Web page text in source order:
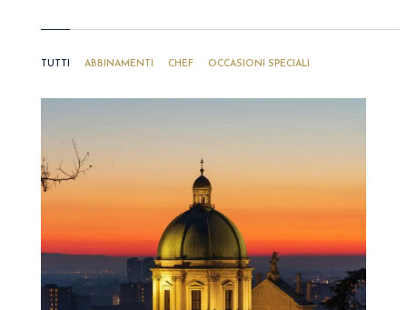
TUTTI ABBINAMENTI CHEF OCCASIONI SPECIALI